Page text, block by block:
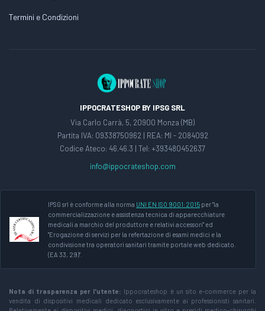
Termini e Condizioni
IPPOCRATESHOP BY IPSG SRL
Via Carlo Carrà, 5, 20900 Monza (MB)
Partita IVA: 09338750962 | REA: MI - 2084092
Codice Ateco: 46.46.3 | Tel: +393480452637
info@ippocrateshop.com
IPSG srl è conforme alla norma UNI EN ISO 9001:2015 per "la
commercializzazione e assistenza tecnica di apparecchiature
medicali a marchio del produttore e relativi accessori" ed
"Erogazione di servizi per la refertazione di esami medici e la
condivisione tra operatori sanitari tramite portale web dedicato.
(EA 33, 29)".
Nota di trasparenza per l'utente: Ippocrateshop è un sito e-commerce per la
vendita di dispositivi medicali dedicato esclusivamente ai professionisti sanitari.